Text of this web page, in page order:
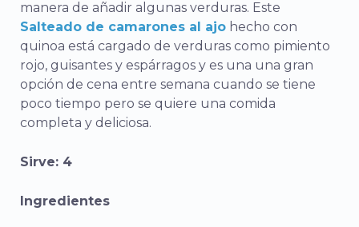
manera de añadir algunas verduras. Este
Salteado de camarones al ajo hecho con
quinoa está cargado de verduras como pimiento
rojo, guisantes y espárragos y es una una gran
opción de cena entre semana cuando se tiene
poco tiempo pero se quiere una comida
completa y deliciosa.
Sirve: 4
Ingredientes